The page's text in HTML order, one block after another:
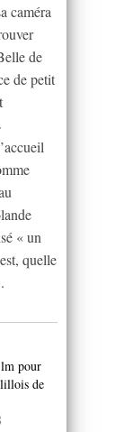
caméra
de
de petit
« un
quelle
pour
de